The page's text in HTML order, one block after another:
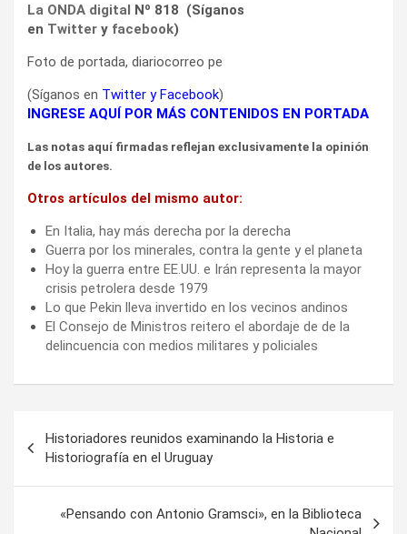
La ONDA digital Nº 818 (Síganos
en Twitter y facebook)
Foto de portada, diariocorreo pe
(Síganos en Twitter yFacebook)
INGRESE AQUÍ POR MÁS CONTENIDOS EN PORTADA
Las notas aquí firmadas reflejan exclusivamente la opinión
de los autores.
Otros artículos del mismo autor:
En Italia, hay más derecha por la derecha
Guerra por los minerales, contra la gente y el planeta
Hoy la guerra entre EE.UU. e Irán representa la mayor
crisis petrolera desde 1979
Lo que Pekin lleva invertido en los vecinos andinos
El Consejo de Ministros reitero el abordaje de de la
delincuencia con medios militares y policiales
de
entradas
Historiadores reunidos examinando la Historia e
Historiografía en el Uruguay
«Pensando con Antonio Gramsci», en la Biblioteca